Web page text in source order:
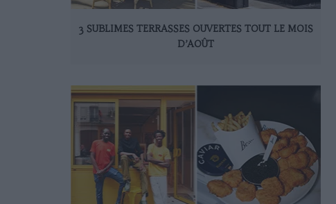
3 SUBLIMES TERRASSES OUVERTES TOUT LE MOIS
D’AOÛT